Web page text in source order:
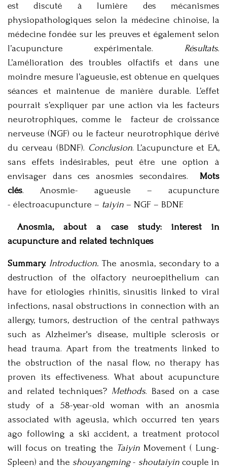
est discuté à lumière des mécanismes
physiopathologiques selon la médecine chinoise, la
médecine fondée sur les preuves et également selon
l’acupuncture expérimentale. Résultats.
L’amélioration des troubles olfactifs et dans une
moindre mesure l’agueusie, est obtenue en quelques
séances et maintenue de manière durable. L’effet
pourrait s’expliquer par une action via les facteurs
neurotrophiques, comme le facteur de croissance
nerveuse (NGF) ou le facteur neurotrophique dérivé
du cerveau (BDNF). Conclusion. L’acupuncture et EA,
sans effets indésirables, peut être une option à
envisager dans ces anosmies secondaires.
Mots
clés. Anosmie- agueusie – acupuncture
- électroacupuncture – taiyin – NGF – BDNF.
Anosmia, about a case study: interest in
acupuncture and related techniques
Summary. Introduction. The anosmia, secondary to a
destruction of the olfactory neuroepithelium can
have for etiologies rhinitis, sinusitis linked to viral
infections, nasal obstructions in connection with an
allergy, tumors, destruction of the central pathways
such as Alzheimer's disease, multiple sclerosis or
head trauma. Apart from the treatments linked to
the obstruction of the nasal flow, no therapy has
proven its effectiveness. What about acupuncture
and related techniques? Methods. Based on a case
study of a 58-year-old woman with an anosmia
associated with ageusia, which occurred ten years
ago following a ski accident, a treatment protocol
will focus on treating the Taiyin Movement ( Lung-
Spleen) and the shouyangming- shoutaiyin couple in